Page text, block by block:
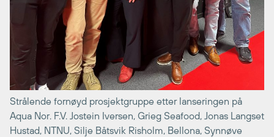
Strålende fornøyd prosjektgruppe etter lanseringen på
Aqua Nor. F.V. Jostein Iversen, Grieg Seafood, Jonas Langset
Hustad, NTNU, Silje Båtsvik Risholm, Bellona, Synnøve